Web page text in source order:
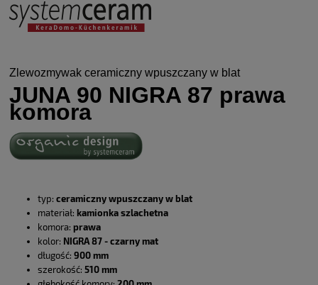
Zlewozmywak ceramiczny wpuszczany w blat
JUNA 90 NIGRA 87 prawa
komora
typ: ceramiczny wpuszczany w blat
materiał: kamionka szlachetna
komora: prawa
kolor: NIGRA 87 - czarny mat
długość: 900 mm
szerokość: 510 mm